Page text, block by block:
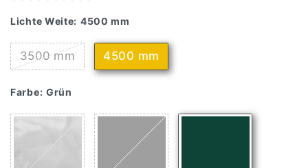
Lichte Weite: 4500 mm
3500 mm 4500 mm
Farbe: Grün